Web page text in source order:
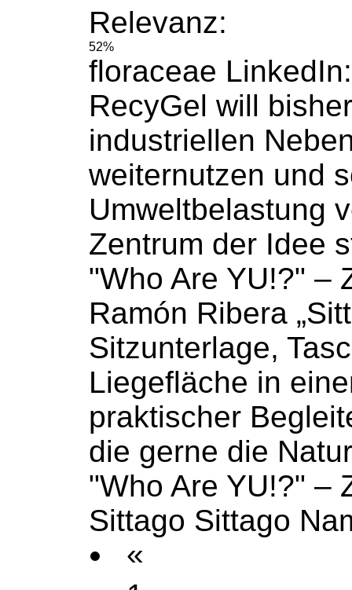
Relevanz:
52%
floraceae
RecyGel will
industriellen
weiternutzen und
Umweltbelastung
Zentrum der Idee
"Who Are YU!?" –
Ramón Ribera
Sitzunterlage,
Liegefläche in
praktischer
die gerne die
"Who Are YU!?" –
Sittago Sittago
«